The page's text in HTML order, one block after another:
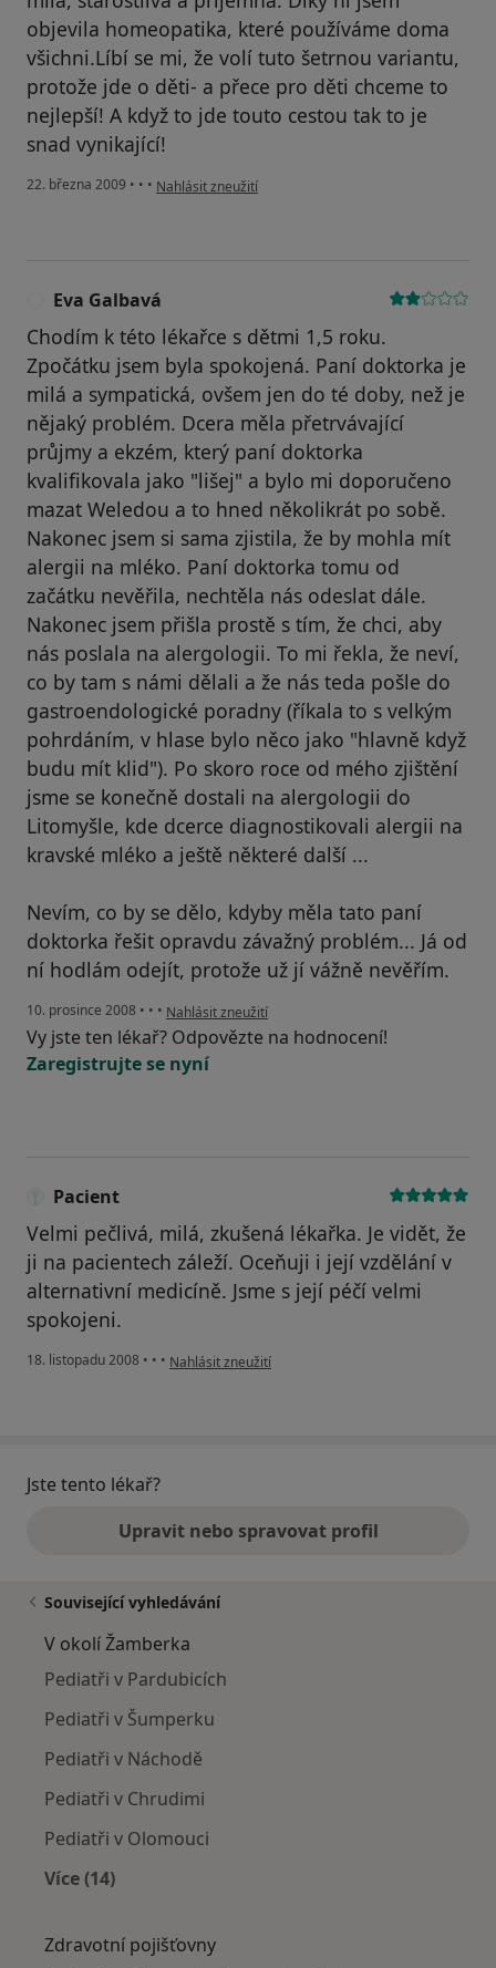
objevila homeopatika, které používáme doma
všichni.Líbí se mi, že volí tuto šetrnou variantu,
protože jde o děti- a přece pro děti chceme to
nejlepší! A když to jde touto cestou tak to je
snad vynikající!
22. března 2009 • • • podle názoru uživatele maminka dětí
Nahlásit zneužití
Eva Galbavá
Chodím k této lékařce s dětmi 1,5 roku.
Zpočátku jsem byla spokojená. Paní doktorka je
milá a sympatická, ovšem jen do té doby, než je
nějaký problém. Dcera měla přetrvávající
průjmy a ekzém, který paní doktorka
kvalifikovala jako "lišej" a bylo mi doporučeno
mazat Weledou a to hned několikrát po sobě.
Nakonec jsem si sama zjistila, že by mohla mít
alergii na mléko. Paní doktorka tomu od
začátku nevěřila, nechtěla nás odeslat dále.
Nakonec jsem přišla prostě s tím, že chci, aby
nás poslala na alergologii. To mi řekla, že neví,
co by tam s námi dělali a že nás teda pošle do
gastroendologické poradny (říkala to s velkým
pohrdáním, v hlase bylo něco jako "hlavně když
budu mít klid"). Po skoro roce od mého zjištění
jsme se konečně dostali na alergologii do
Litomyšle, kde dcerce diagnostikovali alergii na
kravské mléko a ještě některé další ...
Nevím, co by se dělo, kdyby měla tato paní
doktorka řešit opravdu závažný problém... Já od
ní hodlám odejít, protože už jí vážně nevěřím.
10. prosince 2008 • • • podle názoru uživatele Eva Galbavá
Nahlásit zneužití
Vy jste ten lékař? Odpovězte na hodnocení!
Zaregistrujte se nyní
Pacient
Velmi pečlivá, milá, zkušená lékařka. Je vidět, že
ji na pacientech záleží. Oceňuji i její vzdělání v
alternativní medicíně. Jsme s její péčí velmi
spokojeni.
18. listopadu 2008 • • • podle názoru uživatele Pacient
Nahlásit zneužití
Jste tento lékař?
Upravit nebo spravovat profil
Související vyhledávání
V okolí Žamberka
Pediatři v Pardubicích
Pediatři v Šumperku
Pediatři v Náchodě
Pediatři v Chrudimi
Pediatři v Olomouci
Více (14)
Zdravotní pojišťovny